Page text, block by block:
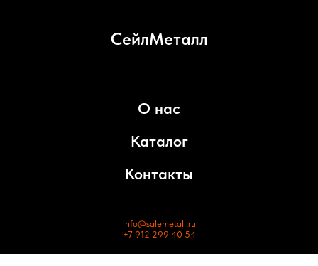
СейлМеталл
О нас
Каталог
Контакты
info@salemetall.ru
+7 912 299 40 54